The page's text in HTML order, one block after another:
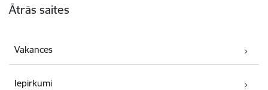
Ātrās saites
Vakances
Iepirkumi